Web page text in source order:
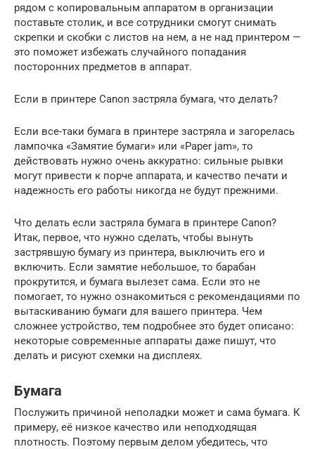
рядом с копировальным аппаратом в организации
поставьте столик, и все сотрудники смогут снимать
скрепки и скобки с листов на нем, а не над принтером —
это поможет избежать случайного попадания
посторонних предметов в аппарат.
Если в принтере Canon застряла бумага, что делать?
Если все-таки бумага в принтере застряла и загорелась
лампочка «Замятие бумаги» или «Paper jam», то
действовать нужно очень аккуратно: сильные рывки
могут привести к порче аппарата, и качество печати и
надежность его работы никогда не будут прежними.
Что делать если застряла бумага в принтере Canon?
Итак, первое, что нужно сделать, чтобы вынуть
застрявшую бумагу из принтера, выключить его и
включить. Если замятие небольшое, то барабан
прокрутится, и бумага вылезет сама. Если это не
помогает, то нужно ознакомиться с рекомендациями по
вытаскиванию бумаги для вашего принтера. Чем
сложнее устройство, тем подробнее это будет описано:
некоторые современные аппараты даже пишут, что
делать и рисуют схемки на дисплеях.
Бумага
Послужить причиной неполадки может и сама бумага. К
примеру, её низкое качество или неподходящая
плотность. Поэтому первым делом убедитесь, что